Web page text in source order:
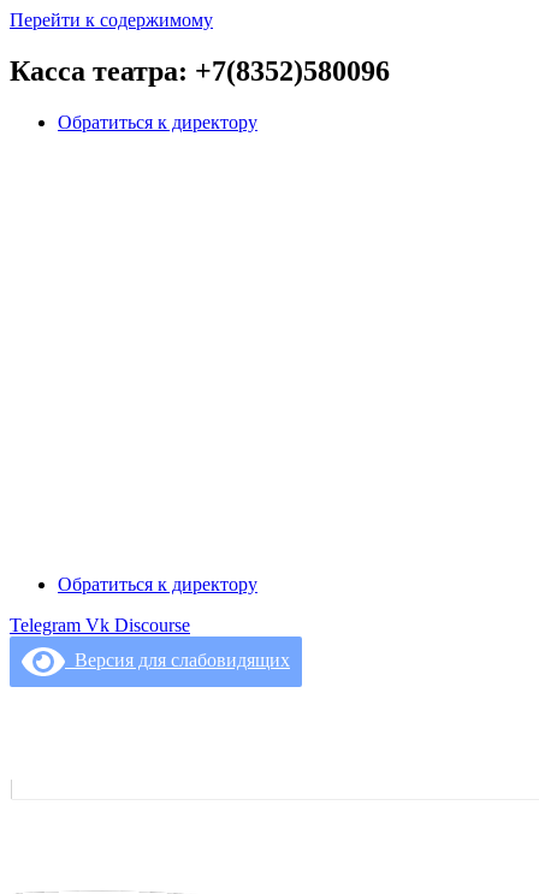
Перейти к содержимому
Касса театра: +7(8352)580096
Обратиться к директору
Обратиться к директору
Telegram Vk Discourse
Версия для слабовидящих